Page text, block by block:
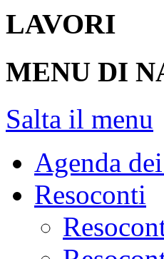
LAVORI
MENU DI
Salta il menu
Agenda
Resoconti